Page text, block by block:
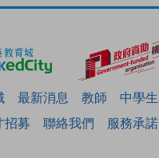
最新消息 教師 中學生
招募
聯絡我們 服務承諾